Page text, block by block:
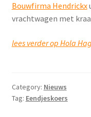
Bouwfirma Hendrickx
vrachtwagen met
lees verder op Hola
Category: Nieuws
Tag: Eendjeskoers